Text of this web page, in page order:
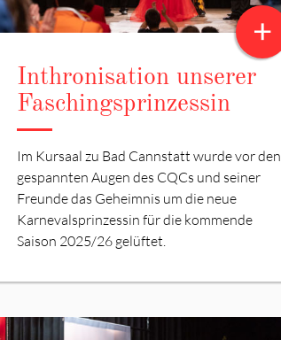
Inthronisation unserer
Faschingsprinzessin
Im Kursaal zu Bad Cannstatt wurde vor den
gespannten Augen des CQCs und seiner
Freunde das Geheimnis um die neue
Karnevalsprinzessin für die kommende
Saison 2025/26 gelüftet.
+